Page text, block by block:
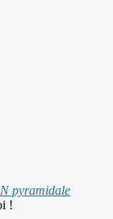
pyramidale
!